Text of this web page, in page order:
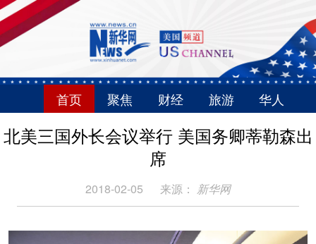
首页 聚焦 财经 旅游 华人
北美三国外长会议举行 美国务卿蒂勒森出
席
2018-02-05 来源： 新华网